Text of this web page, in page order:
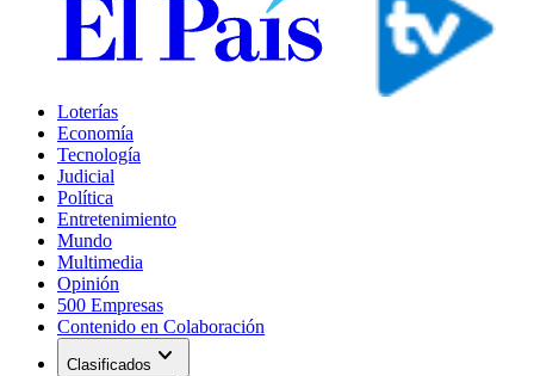
Loterías
Economía
Tecnología
Judicial
Política
Entretenimiento
Mundo
Multimedia
Opinión
500 Empresas
Contenido en Colaboración
Clasificados expand_more